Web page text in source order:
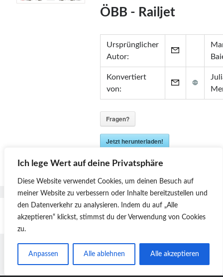
Ich lege Wert auf deine Privatsphäre
Diese Website verwendet Cookies, um deinen Besuch auf
meiner Website zu verbessern oder Inhalte bereitzustellen und
den Datenverkehr zu analysieren.
Indem du auf „Alle
akzeptieren“ klickst, stimmst du der Verwendung von Cookies
zu.
Anpassen Alle ablehnen Alle akzeptieren
ÖBB - Railjet
Ursprünglicher
Autor:
Konvertiert
von:
Fragen?
Jetzt herunterladen!
Version:2024-08-17
Seitennummerierung
der
Beiträge
1 2 … 7 Next